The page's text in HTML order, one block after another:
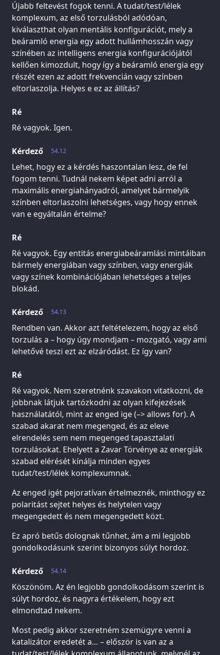
Újabb feltevést fogok tenni. A tudat/test/lélek
komplexum, az első torzulásból adódóan,
kiválaszthat olyan mentális konfigurációt, mely a
beáramló energia egy adott hullámhosszán vagy
színében az intelligens energia konfigurációjától
kellően kimozdult, hogy így a beáramló energia egy
részét ezen az adott frekvencián vagy színben
eltorlaszolja. Helyes e ez az állítás?
Ré
Ré vagyok. Igen.
54.12
Kérdező
Lehet, hogy ez a kérdés haszontalan lesz, de fel
fogom tenni. Tudnál nekem képet adni arról a
maximális energiahányadról, amelyet bármelyik
színben eltorlaszolni lehetséges, vagy hogy ennek
van e egyáltalán értelme?
Ré
Ré vagyok. Egy entitás energiabeáramlási mintáiban
bármely energiában vagy színben, vagy energiák
vagy színek kombinációjában lehetséges a teljes
blokád.
54.13
Kérdező
Rendben van. Akkor azt feltételezem, hogy az első
torzulás a – hogy úgy mondjam – mozgató, vagy ami
lehetővé teszi ezt az elzáródást. Ez így van?
Ré
Ré vagyok. Nem szeretnénk szavakon vitatkozni, de
jobbnak látjuk tartózkodni az olyan kifejezések
használatától, mint az enged ige (–> allows for). A
szabad akarat nem megenged, és az eleve
elrendelés sem nem megenged tapasztalati
torzulásokat. Ehelyett a Zavar Törvénye az energiák
szabad elérését kínálja minden egyes
tudat/test/lélek komplexumnak.
Az enged igét pejoratívan értelmeznék, minthogy ez
polaritást sejtet helyes és helytelen vagy
megengedett és nem megengedett közt.
Ez apró betűs dolognak tűnhet, ám a mi legjobb
gondolkodásunk szerint bizonyos súlyt hordoz.
54.14
Kérdező
Köszönöm. Az én legjobb gondolkodásom szerint is
súlyt hordoz, és nagyra értékelem, hogy ezt
elmondtad nekem.
Most pedig akkor szeretném szemügyre venni a
katalizátor eredetét a… – először is van az a